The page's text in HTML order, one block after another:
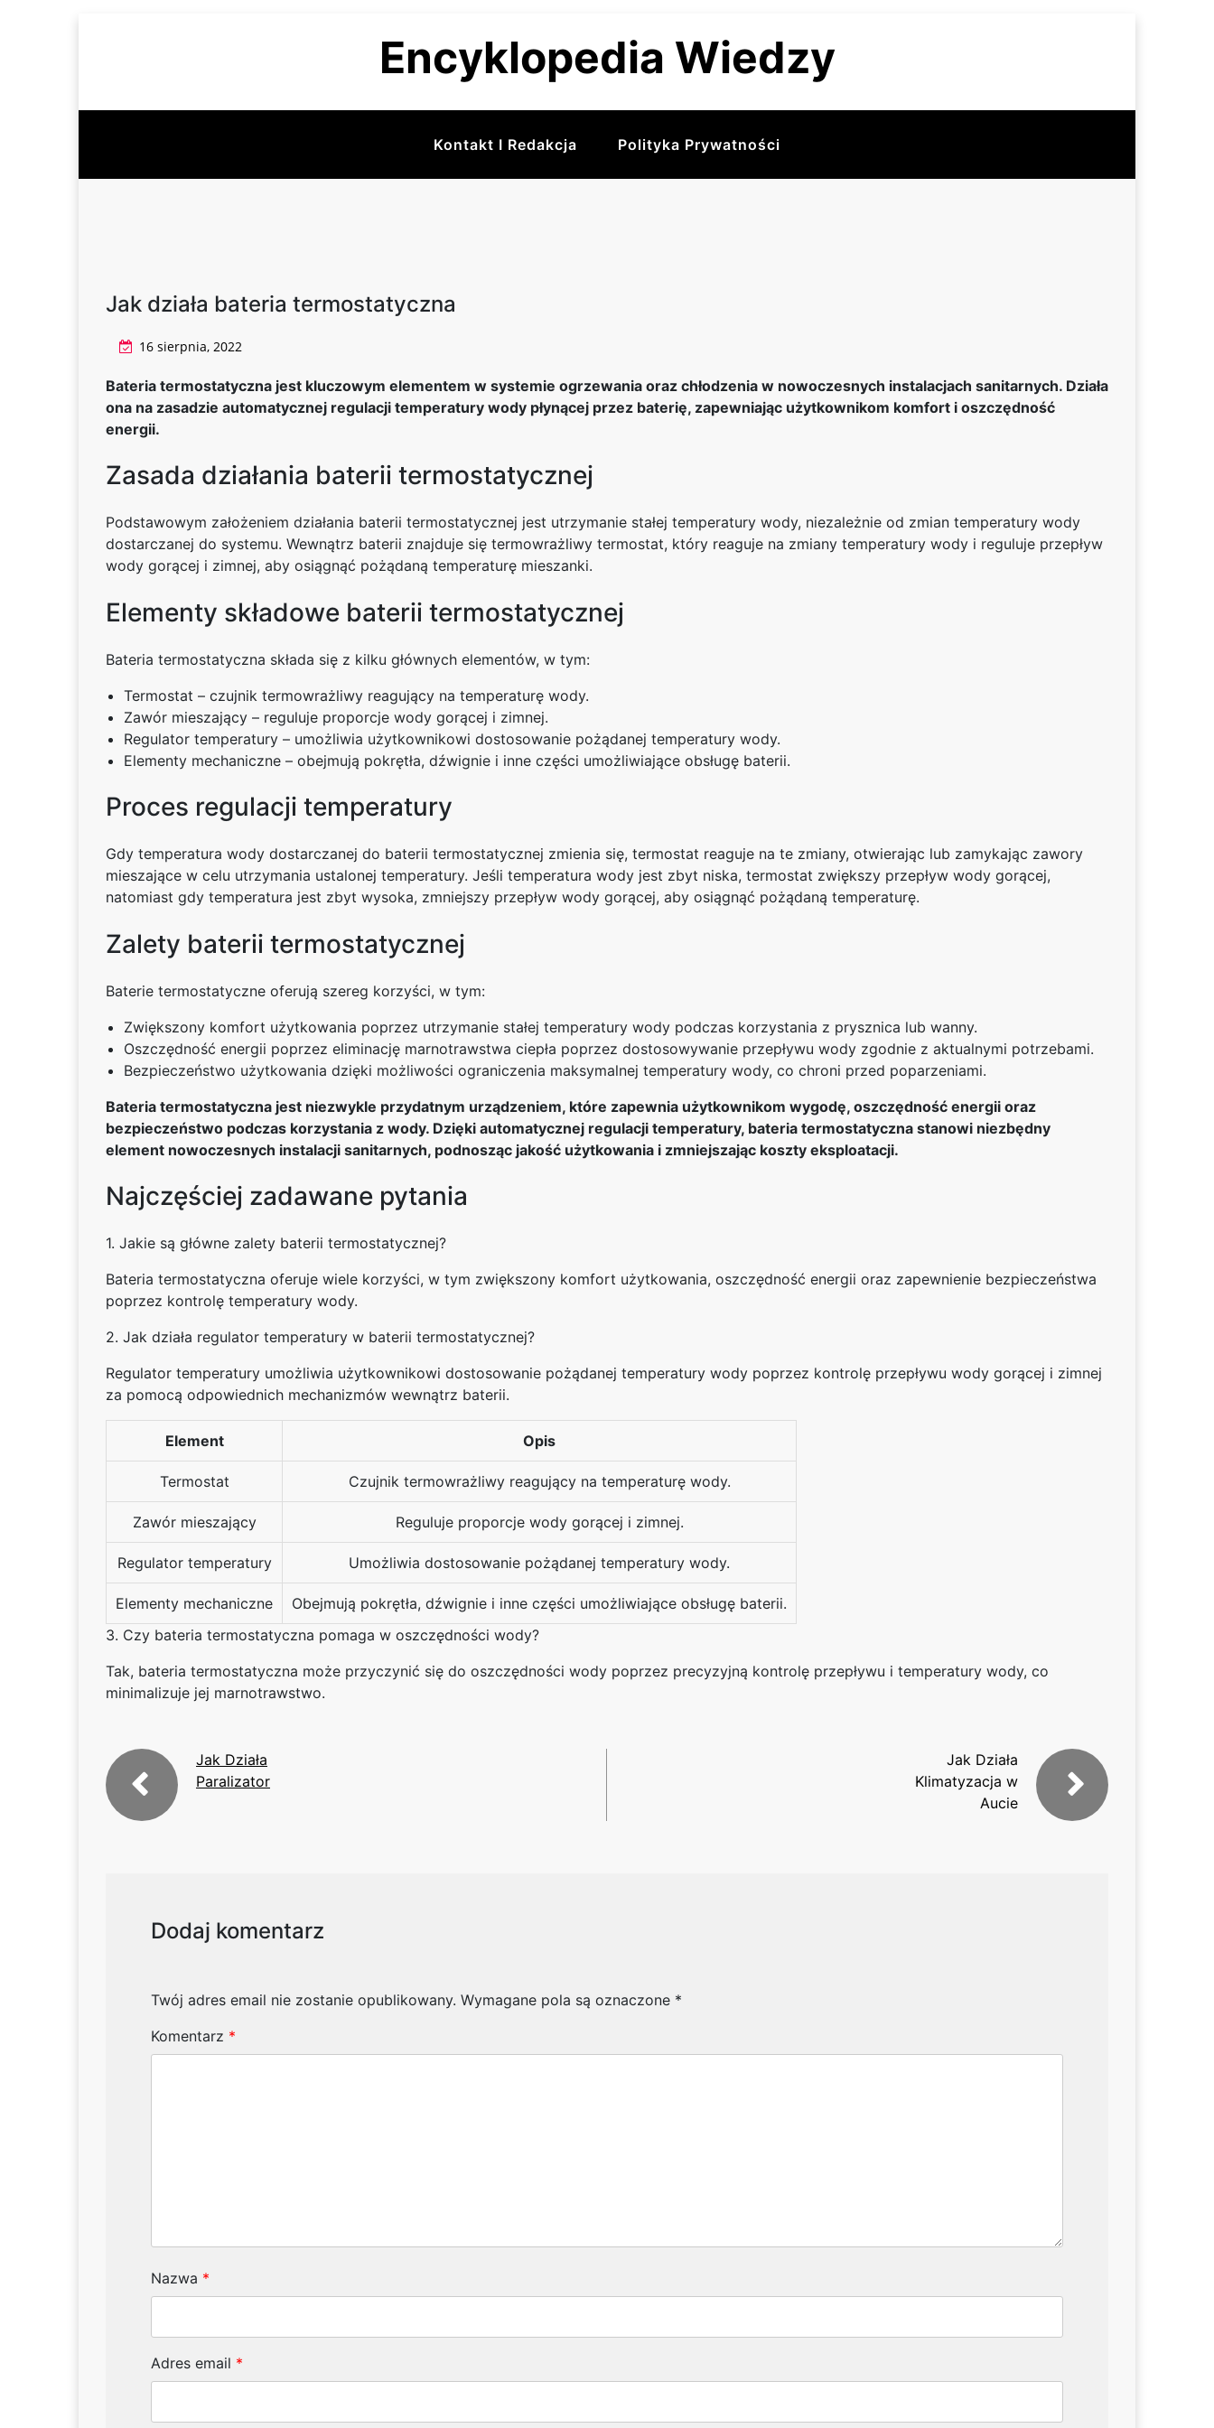
Encyklopedia Wiedzy
Kontakt I Redakcja Polityka Prywatności
Jak działa bateria termostatyczna
16 sierpnia, 2022
Bateria termostatyczna jest kluczowym elementem w systemie ogrzewania oraz chłodzenia w nowoczesnych instalacjach sanitarnych. Działa
ona na zasadzie automatycznej regulacji temperatury wody płynącej przez baterię, zapewniając użytkownikom komfort i oszczędność
energii.
Zasada działania baterii termostatycznej
Podstawowym założeniem działania baterii termostatycznej jest utrzymanie stałej temperatury wody, niezależnie od zmian temperatury wody
dostarczanej do systemu. Wewnątrz baterii znajduje się termowrażliwy termostat, który reaguje na zmiany temperatury wody i reguluje przepływ
wody gorącej i zimnej, aby osiągnąć pożądaną temperaturę mieszanki.
Elementy składowe baterii termostatycznej
Bateria termostatyczna składa się z kilku głównych elementów, w tym:
Termostat – czujnik termowrażliwy reagujący na temperaturę wody.
Zawór mieszający – reguluje proporcje wody gorącej i zimnej.
Regulator temperatury – umożliwia użytkownikowi dostosowanie pożądanej temperatury wody.
Elementy mechaniczne – obejmują pokrętła, dźwignie i inne części umożliwiające obsługę baterii.
Proces regulacji temperatury
Gdy temperatura wody dostarczanej do baterii termostatycznej zmienia się, termostat reaguje na te zmiany, otwierając lub zamykając zawory
mieszające w celu utrzymania ustalonej temperatury. Jeśli temperatura wody jest zbyt niska, termostat zwiększy przepływ wody gorącej,
natomiast gdy temperatura jest zbyt wysoka, zmniejszy przepływ wody gorącej, aby osiągnąć pożądaną temperaturę.
Zalety baterii termostatycznej
Baterie termostatyczne oferują szereg korzyści, w tym:
Zwiększony komfort użytkowania poprzez utrzymanie stałej temperatury wody podczas korzystania z prysznica lub wanny.
Oszczędność energii poprzez eliminację marnotrawstwa ciepła poprzez dostosowywanie przepływu wody zgodnie z aktualnymi potrzebami.
Bezpieczeństwo użytkowania dzięki możliwości ograniczenia maksymalnej temperatury wody, co chroni przed poparzeniami.
Bateria termostatyczna jest niezwykle przydatnym urządzeniem, które zapewnia użytkownikom wygodę, oszczędność energii oraz
bezpieczeństwo podczas korzystania z wody. Dzięki automatycznej regulacji temperatury, bateria termostatyczna stanowi niezbędny
element nowoczesnych instalacji sanitarnych, podnosząc jakość użytkowania i zmniejszając koszty eksploatacji.
Najczęściej zadawane pytania
1. Jakie są główne zalety baterii termostatycznej?
Bateria termostatyczna oferuje wiele korzyści, w tym zwiększony komfort użytkowania, oszczędność energii oraz zapewnienie bezpieczeństwa
poprzez kontrolę temperatury wody.
2. Jak działa regulator temperatury w baterii termostatycznej?
Regulator temperatury umożliwia użytkownikowi dostosowanie pożądanej temperatury wody poprzez kontrolę przepływu wody gorącej i zimnej
za pomocą odpowiednich mechanizmów wewnątrz baterii.
Element Opis
Termostat Czujnik termowrażliwy reagujący na temperaturę wody.
Zawór mieszający Reguluje proporcje wody gorącej i zimnej.
Regulator temperatury Umożliwia dostosowanie pożądanej temperatury wody.
Elementy mechaniczne
Obejmują pokrętła, dźwignie i inne części umożliwiające obsługę baterii.
3. Czy bateria termostatyczna pomaga w oszczędności wody?
Tak, bateria termostatyczna może przyczynić się do oszczędności wody poprzez precyzyjną kontrolę przepływu i temperatury wody, co
minimalizuje jej marnotrawstwo.
Jak Działa
Paralizator
Jak Działa
Klimatyzacja w
Aucie
Dodaj komentarz
Twój adres email nie zostanie opublikowany. Wymagane pola są oznaczone *
Komentarz *
Nazwa *
Adres email *